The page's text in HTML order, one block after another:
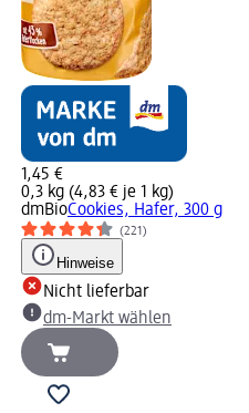
1,45 €
0,3 kg (4,83 € je 1 kg)
dmBioCookies, Hafer, 300 g
(221)
Hinweise
Nicht lieferbar
dm-Markt wählen